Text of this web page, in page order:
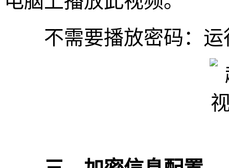
不需要播放密码：运